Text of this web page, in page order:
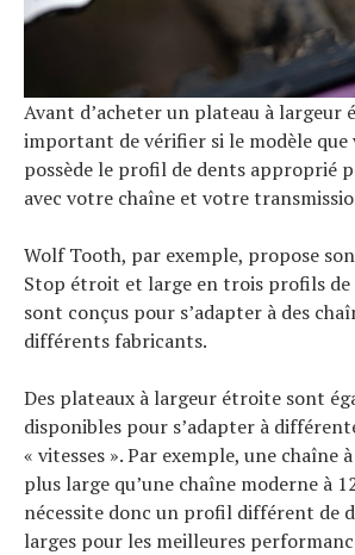
Avant d’acheter un plateau à largeur
important de vérifier si le modèle que
possède le profil de dents approprié
avec votre chaîne et votre
Wolf Tooth, par exemple, propose
Stop étroit et large en trois profils de
sont conçus pour s’adapter à des
différents fabricants.
Des plateaux à largeur étroite sont
disponibles pour s’adapter à
« vitesses ». Par exemple, une chaîne
plus large qu’une chaîne moderne à
nécessite donc un profil différent de
larges pour les meilleures